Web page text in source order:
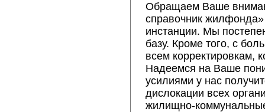
Обращаем Ваше
справочник
инстанции. Мы
базу. Кроме того, с
всем корректировкам,
Надеемся на Ваше
усилиями у нас
дислокации всех
жилищно-